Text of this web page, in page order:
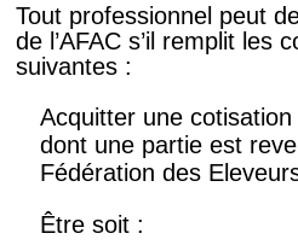
Tout professionnel peut
de l’AFAC s’il remplit les
suivantes :
Acquitter une
dont une partie est
Fédération des
Être soit :